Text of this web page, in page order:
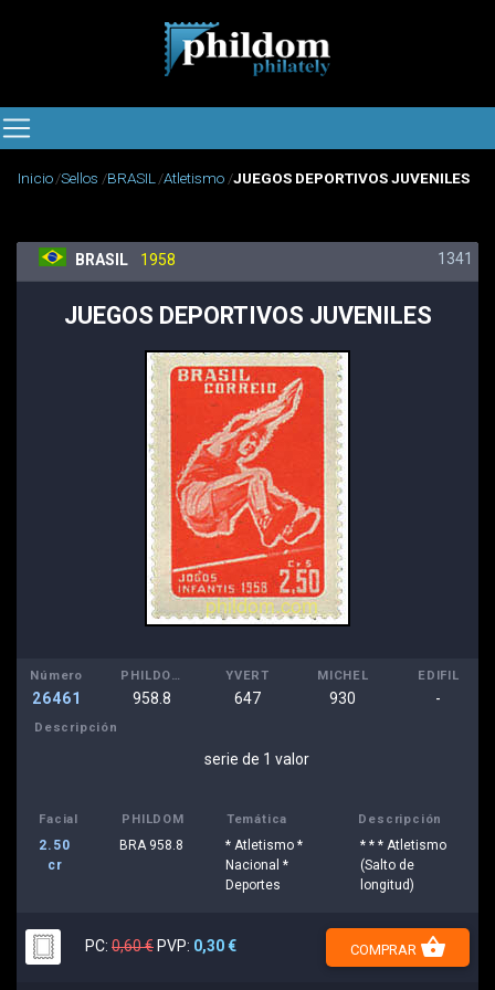
Inicio Sellos BRASIL Atletismo JUEGOS DEPORTIVOS JUVENILES
BRASIL 1958 1341
JUEGOS DEPORTIVOS JUVENILES
Número
26461
PHILDOM
958.8
YVERT
647
MICHEL
930
EDIFIL
-
Descripción
serie de 1 valor
Facial PHILDOM Temática Descripción
2.50
cr
BRA 958.8
* Atletismo *
Nacional *
Deportes
* * * Atletismo
(Salto de
longitud)
PC: 0,60 € PVP: 0,30 € COMPRAR shopping_basket